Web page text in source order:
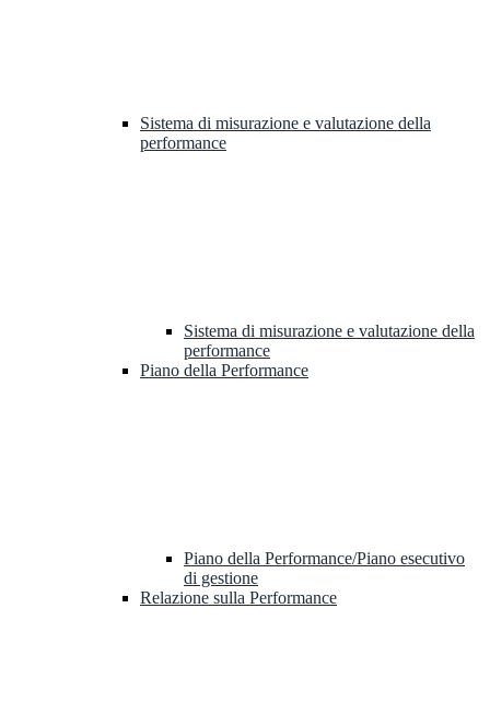
Sistema di misurazione e valutazione della
performance
Sistema di misurazione e valutazione della
performance
Piano della Performance
Piano della Performance/Piano esecutivo
di gestione
Relazione sulla Performance